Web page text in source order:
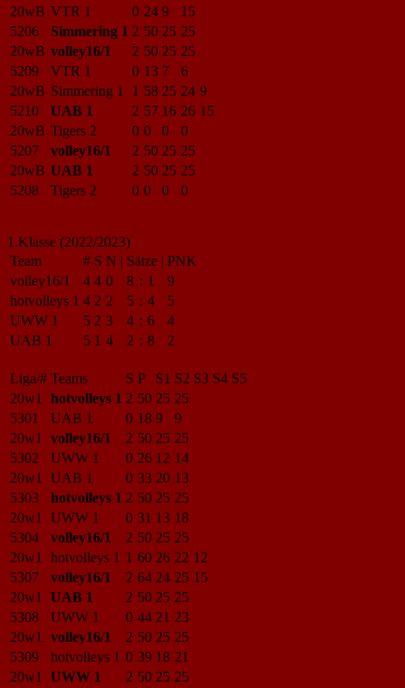
20wB VTR 1 0 24 9
15
5206
Simmering 1 2 50 25 25
20wB volley16/1 2 50 25 25
5209
VTR 1 0 13 7
6
20wB Simmering 1 1 58 25 24 9
5210
UAB 1 2 57 16 26 15
20wB Tigers 2 0 0 0
0
5207
volley16/1 2 50 25 25
20wB UAB 1 2 50 25 25
5208
Tigers 2 0 0 0 0
1.Klasse (2022/2023)
Team
# S N | Sätze | PNK
volley16/1
4 4 0 8 : 1
9
hotvolleys 1 4 2 2 5 : 4
5
UWW 1
5 2 3 4 : 6
4
UAB 1
5 1 4 2 : 8 2
Liga/# Teams S P S1 S2 S3 S4 S5
20w1
hotvolleys 1 2 50 25 25
5301
UAB 1 0 18 9
9
20w1
volley16/1 2 50 25 25
5302
UWW 1 0 26 12 14
20w1
UAB 1 0 33 20 13
5303
hotvolleys 1 2 50 25 25
20w1
UWW 1 0 31 13 18
5304
volley16/1 2 50 25 25
20w1
hotvolleys 1 1 60 26 22 12
5307
volley16/1 2 64 24 25 15
20w1
UAB 1 2 50 25 25
5308
UWW 1 0 44 21 23
20w1
volley16/1 2 50 25 25
5309
hotvolleys 1 0 39 18 21
20w1
UWW 1 2 50 25 25